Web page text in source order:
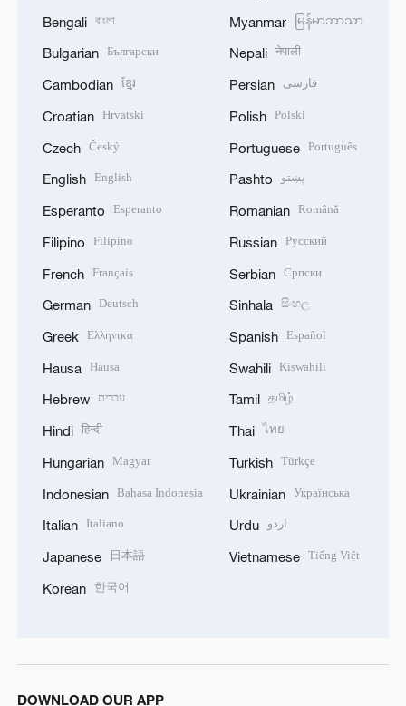
Bengali বাংলা
Bulgarian Български
Cambodian ខ្មែរ
Croatian Hrvatski
Czech Český
English English
Esperanto Esperanto
Filipino Filipino
French Français
German Deutsch
Greek Ελληνικά
Hausa Hausa
Hebrew עברית
Hindi हिन्दी
Hungarian Magyar
Indonesian Bahasa Indonesia
Italian Italiano
Japanese 日本語
Korean 한국어
Myanmar မြန်မာဘာသာ
Nepali नेपाली
Persian فارسی
Polish Polski
Portuguese Português
Pashto پښتو
Romanian Română
Russian Русский
Serbian Српски
Sinhala සිංහල
Spanish Español
Swahili Kiswahili
Tamil தமிழ்
Thai ไทย
Turkish Türkçe
Ukrainian Українська
Urdu اردو
Vietnamese Tiếng Việt
DOWNLOAD OUR APP